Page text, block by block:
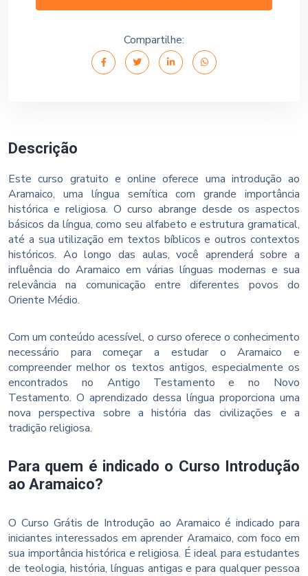
Descrição
Este curso gratuito e online oferece uma introdução ao
Aramaico, uma língua semítica com grande importância
histórica e religiosa. O curso abrange desde os aspectos
básicos da língua, como seu alfabeto e estrutura gramatical,
até a sua utilização em textos bíblicos e outros contextos
históricos. Ao longo das aulas, você aprenderá sobre a
influência do Aramaico em várias línguas modernas e sua
relevância na comunicação entre diferentes povos do
Oriente Médio.
Com um conteúdo acessível, o curso oferece o conhecimento
necessário para começar a estudar o Aramaico e
compreender melhor os textos antigos, especialmente os
encontrados no Antigo Testamento e no Novo
Testamento. O aprendizado dessa língua proporciona uma
nova perspectiva sobre a história das civilizações e a
tradição religiosa.
Para quem é indicado o Curso Introdução
ao Aramaico?
O Curso Grátis de Introdução ao Aramaico é indicado para
iniciantes interessados em aprender Aramaico, com foco em
sua importância histórica e religiosa. É ideal para estudantes
de teologia, história, línguas antigas e para qualquer pessoa
Compartilhe: